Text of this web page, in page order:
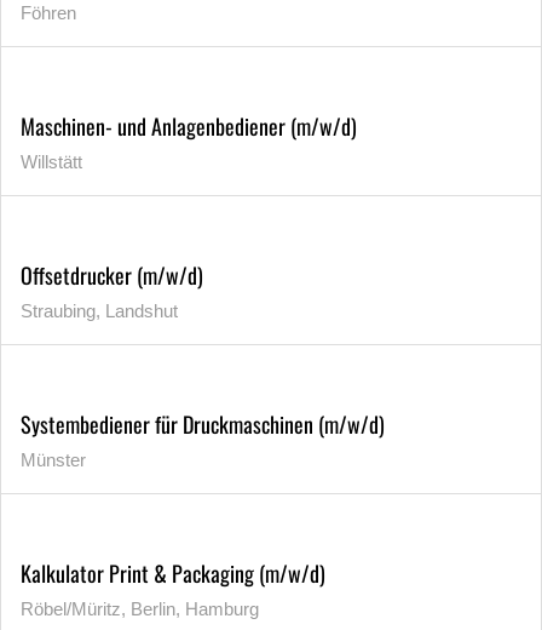
Föhren
Maschinen- und Anlagenbediener (m/w/d)
Willstätt
Offsetdrucker (m/w/d)
Straubing, Landshut
Systembediener für Druckmaschinen (m/w/d)
Münster
Kalkulator Print & Packaging (m/w/d)
Röbel/Müritz, Berlin, Hamburg